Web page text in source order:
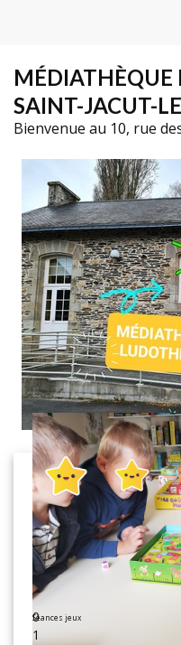
MÉDIATHÈQUE
SAINT-JACUT-
Bienvenue au 10, rue
Séances jeux
0
1